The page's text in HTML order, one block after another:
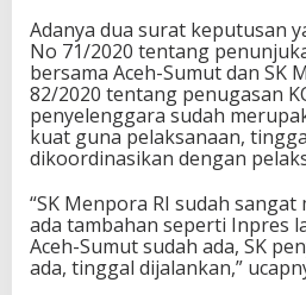
u
m
u
t
2
0
2
B
e
r
j
Adanya dua surat keputusan
No 71/2020 tentang
bersama Aceh-Sumut dan SK
82/2020 tentang penugasan
penyelenggara sudah
kuat guna pelaksanaan,
dikoordinasikan dengan
“SK Menpora RI sudah
ada tambahan seperti Inpres
Aceh-Sumut sudah ada, SK
ada, tinggal dijalankan,”